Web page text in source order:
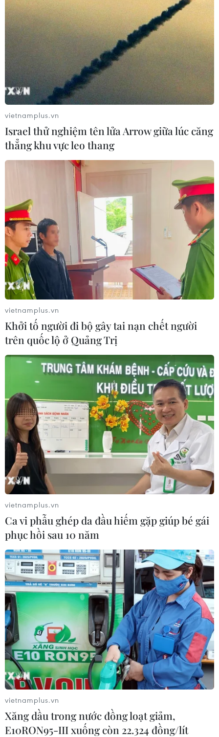
vietnamplus.vn
Israel thử nghiệm tên lửa Arrow giữa lúc căng
thẳng khu vực leo thang
vietnamplus.vn
Khởi tố người đi bộ gây tai nạn chết người
trên quốc lộ ở Quảng Trị
vietnamplus.vn
Ca vi phẫu ghép da đầu hiếm gặp giúp bé gái
phục hồi sau 10 năm
vietnamplus.vn
Xăng dầu trong nước đồng loạt giảm,
E10RON95-III xuống còn 22.324 đồng/lít